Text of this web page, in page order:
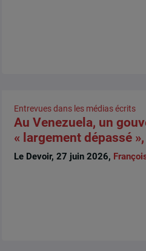
Entrevues dans les médias écrits
Au Venezuela, un
« largement dépassé
Le Devoir, 27 juin 2026,